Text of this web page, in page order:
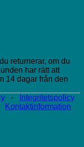
returnerar, om du
har rätt att
14 dagar från den
-
Integritetspolicy
Kontaktinformation